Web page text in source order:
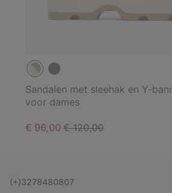
Sandalen met sleehak en Y-
voor dames
Sale price:
€ 96,00 Regular price:
€ 120,00
(+)3278480807